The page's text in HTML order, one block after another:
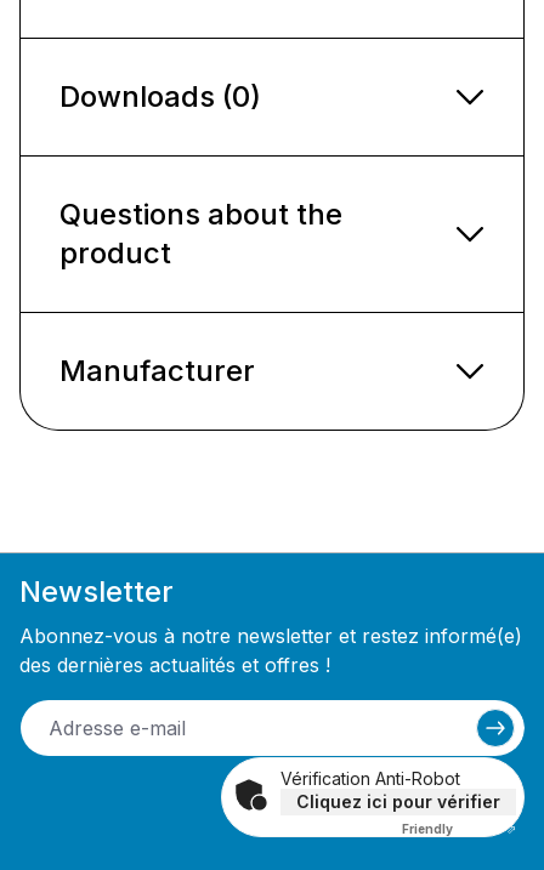
Downloads (0)
Questions about the
product
Manufacturer
Newsletter
Abonnez-vous à notre newsletter et restez informé(e)
des dernières actualités et offres !
Vérification Anti-Robot
Cliquez ici pour vérifier
Friendly Captcha ⇗